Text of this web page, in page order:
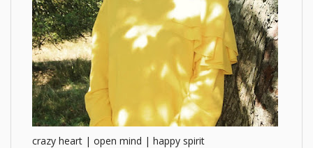
crazy heart | open mind | happy spirit